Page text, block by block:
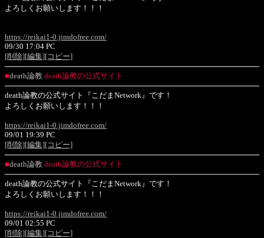
よろしくお願いします！！！
https://reikai1-0.jimdofree.com/
09/30 17:04 PC
[削除][編集][コピー]
■death論教 death論教の公式サイト
death論教の公式サイト『こだまNetwork』です！
よろしくお願いします！！！
https://reikai1-0.jimdofree.com/
09/01 19:39 PC
[削除][編集][コピー]
■death論教 death論教の公式サイト
death論教の公式サイト『こだまNetwork』です！
よろしくお願いします！！！
https://reikai1-0.jimdofree.com/
09/01 02:55 PC
[削除][編集][コピー]